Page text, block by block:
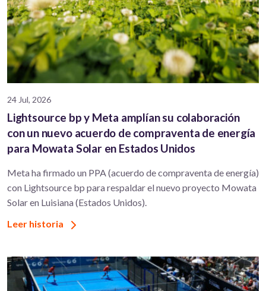
24 Jul, 2026
Lightsource bp y Meta amplían su colaboración
con un nuevo acuerdo de compraventa de energía
para Mowata Solar en Estados Unidos
Meta ha firmado un PPA (acuerdo de compraventa de energía)
con Lightsource bp para respaldar el nuevo proyecto Mowata
Solar en Luisiana (Estados Unidos).
Leer historia